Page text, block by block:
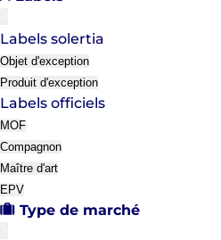
Labels solertia
Objet d'exception
Produit d'exception
Labels officiels
MOF
Compagnon
Maître d'art
EPV
Type de marché